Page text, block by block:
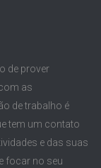
de prover
as
de trabalho é
tem um contato
e das suas
focar no seu